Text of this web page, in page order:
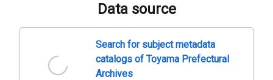
Data source
Search for subject metadata
catalogs of Toyama Prefectural
Archives